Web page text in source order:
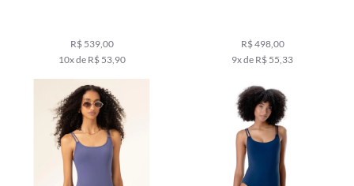
R$ 539,00
10x de R$ 53,90
R$ 498,00
9x de R$ 55,33